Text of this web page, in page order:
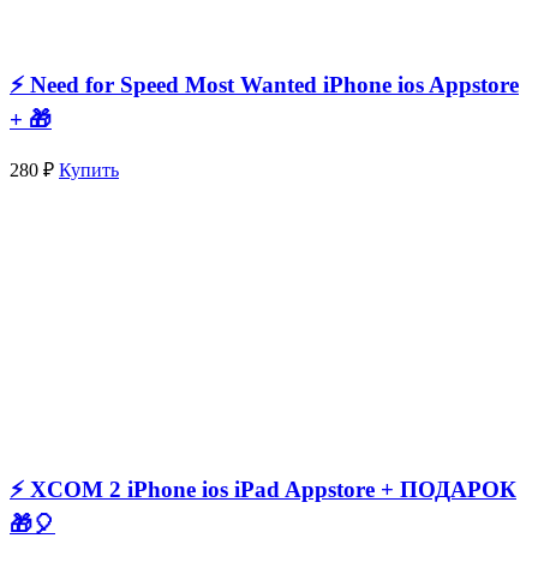
⚡️ Need for Speed Most Wanted iPhone ios Appstore
+ 🎁
280 ₽ Купить
⚡️ XCOM 2 iPhone ios iPad Appstore + ПОДАРОК
🎁🎈